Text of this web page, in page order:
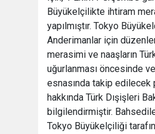
Büyükelçilikte ihtiram
yapılmıştır. Tokyo
Anderimanlar için
merasimi ve naaşların
uğurlanması öncesinde
esnasında takip edilecek
hakkında Türk Dışişleri
bilgilendirmiştir.
Tokyo Büyükelçiliği